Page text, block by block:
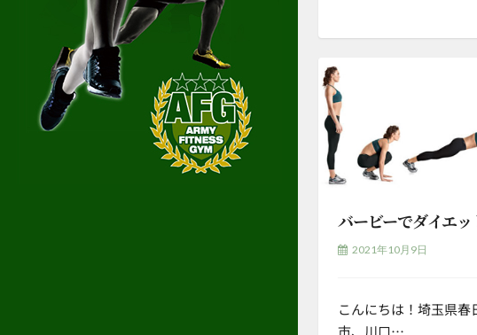
バービーでダイエ
2021年10月9日
こんにちは！埼玉県春
市、川口…